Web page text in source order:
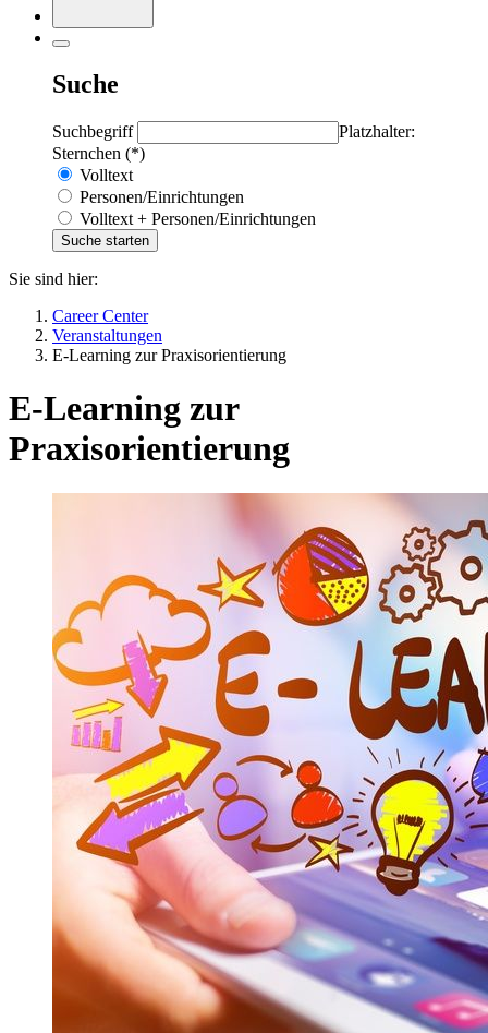
Suche
Suchbegriff
Platzhalter:
Sternchen (*)
Volltext
Personen/Einrichtungen
Volltext + Personen/Einrichtungen
Sie sind hier:
Career Center
Veranstaltungen
E-Learning zur Praxisorientierung
E-Learning zur
Praxisorientierung